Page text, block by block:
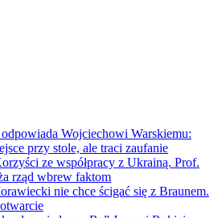
Wojciechowi Warskiemu:
przy stole, ale traci zaufanie
ze współpracy z Ukrainą. Prof.
rząd wbrew faktom
nie chce ścigać się z Braunem.